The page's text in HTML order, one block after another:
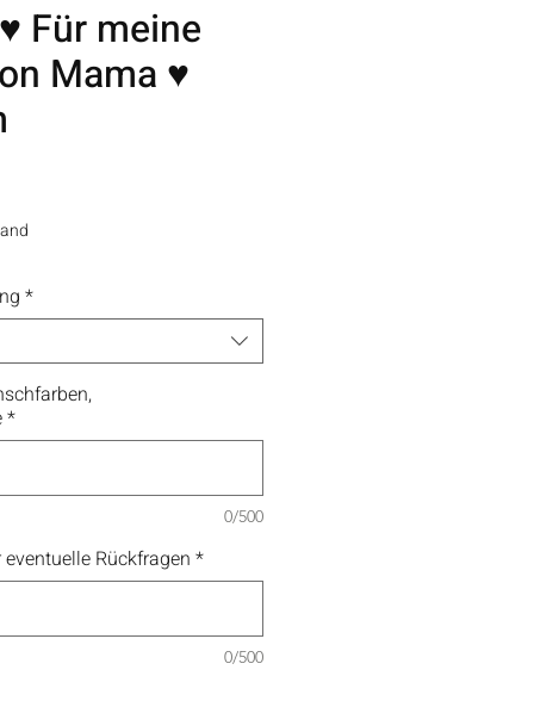
Für meine
Mama ♥
*
*
0/500
Rückfragen *
0/500